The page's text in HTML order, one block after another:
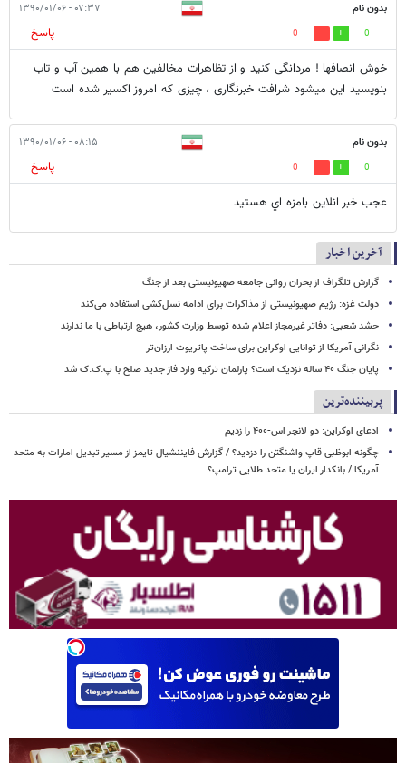
بدون نام ۰۷:۳۷ - ۱۳۹۰/۰۱/۰۶
0
0
پاسخ
خوش انصافها ! مردانگی کنید و از تظاهرات مخالفین هم با همین آب و تاب
بنویسید این میشود شرافت خبرنگاری ، چیزی که امروز اکسیر شده است
بدون نام ۰۸:۱۵ - ۱۳۹۰/۰۱/۰۶
0
0
پاسخ
عجب خبر انلاين بامزه اي هستيد
آخرین اخبار
گزارش تلگراف از بحران روانی جامعه صهیونیستی بعد از جنگ
دولت غزه: رژیم صهیونیستی از مذاکرات برای ادامه نسل‌کشی استفاده می‌کند
حشد شعبی: دفاتر غیرمجاز اعلام شده توسط وزارت کشور، هیچ ارتباطی با ما ندارند
نگرانی آمریکا از توانایی اوکراین برای ساخت پاتریوت ارزان‌تر
پایان جنگ ۴۰ ساله نزدیک است؟ پارلمان ترکیه وارد فاز جدید صلح با پ.ک.ک شد
پربیننده‌ترین
ادعای اوکراین: دو لانچر اس-۴۰۰ را زدیم
چگونه ابوظبی قاپ واشنگتن را دزدید؟ / گزارش فایننشیال تایمز از مسیر تبدیل امارات به متحد
آمریکا / بانکدار ایران یا متحد طلایی ترامپ؟